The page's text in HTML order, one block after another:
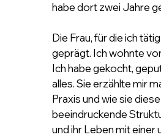
habe dort zwei Jahre
Die Frau, für die ich
geprägt. Ich wohnte
Ich habe gekocht,
alles. Sie erzählte mir
Praxis und wie sie
beeindruckende
und ihr Leben mit einer